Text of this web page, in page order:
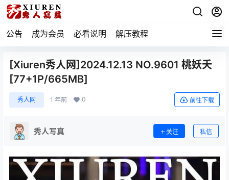
公告 成为会员 必看说明 解压教程
[Xiuren秀人网]2024.12.13 NO.9601 桃妖夭
[77+1P/665MB]
秀人网 1 年前 0 前往下载
秀人写真 关注 私信